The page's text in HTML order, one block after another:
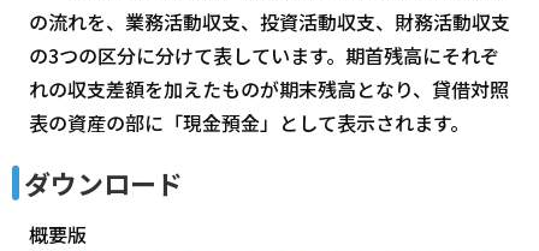
の流れを、業務活動収支、投資活動収支、財務活動収支
の3つの区分に分けて表しています。期首残高にそれぞ
れの収支差額を加えたものが期末残高となり、貸借対照
表の資産の部に「現金預金」として表示されます。
ダウンロード
概要版